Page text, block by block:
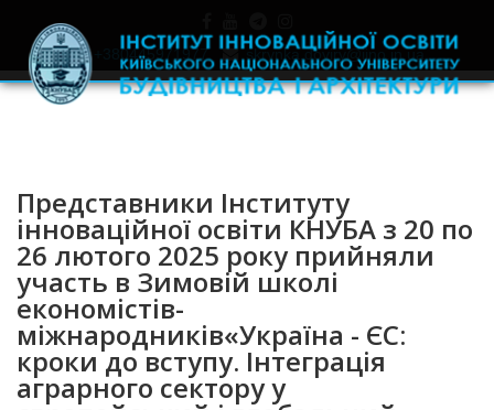
+380445971977 skrynka.doviry@iino.in.ua
Представники Інституту
інноваційної освіти КНУБА з 20 по
26 лютого 2025 року прийняли
участь в Зимовій школі
економістів-
міжнародників«Україна - ЄС:
кроки до вступу. Інтеграція
аграрного сектору у